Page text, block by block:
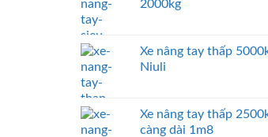
2000kg
Xe nâng tay thấp
Niuli
Xe nâng tay thấp
càng dài 1m8